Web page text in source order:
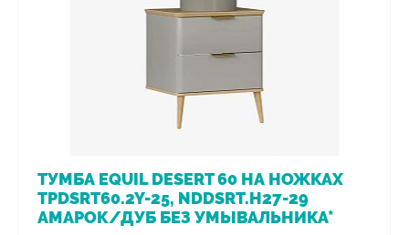
ТУМБА EQUIL DESERT 60 НА НОЖКАХ
TPDSRT60.2Y-25, NDDSRT.H27-29
АМАРОК/ДУБ БЕЗ УМЫВАЛЬНИКА*